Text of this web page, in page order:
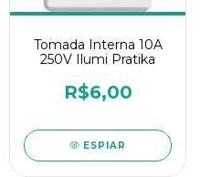
Tomada Interna 10A
250V Ilumi Pratika
R$6,00
ESPIAR